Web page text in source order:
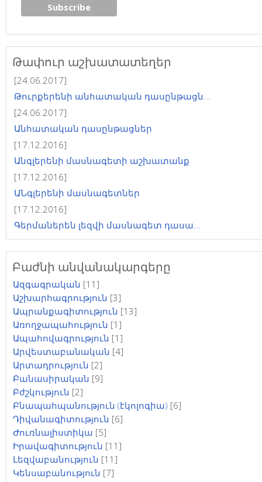
Թափուր աշխատատեղեր
[24.06.2017]
Թուրքերենի անհատական դասընթացն...
[24.06.2017]
Անհատական դասընթացներ
[17.12.2016]
Անգլերենի մասնագետի աշխատանք
[17.12.2016]
ԱՆգլերենի մասնագետներ
[17.12.2016]
Գերմաներեն լեզվի մասնագետ դասա...
Բաժնի անվանակարգերը
Ազգագրական [11]
Աշխարհագրություն [3]
Ապրանքագիտություն [13]
Առողջապահություն [1]
Ապահովագրություն [1]
Արվեստաբանական [4]
Արտադրություն [2]
Բանասիրական [9]
Բժշկություն [2]
Բնապահպանություն (էկոլոգիա) [6]
Դիվանագիտություն [6]
Ժուռնալիստիկա [5]
Իրավագիտություն [11]
Լեզվաբանություն [11]
Կենսաբանություն [7]